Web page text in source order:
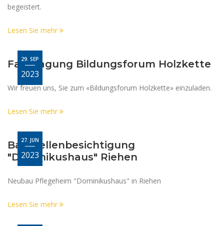
begeistert.
Lesen Sie mehr
Fachtagung Bildungsforum Holzkette
29. SEP
2023
Wir freuen uns, Sie zum «Bildungsforum Holzkette» einzuladen.
Lesen Sie mehr
Baustellenbesichtigung
"Dominikushaus" Riehen
27. JUN
2023
Neubau Pflegeheim "Dominikushaus" in Riehen
Lesen Sie mehr